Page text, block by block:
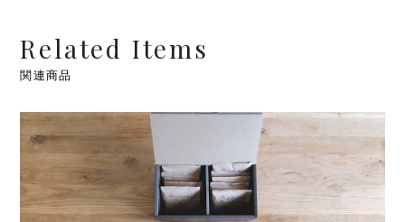
Related Items
関連商品